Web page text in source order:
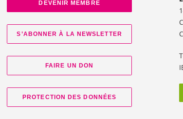
DEVENIR MEMBRE
S’ABONNER À LA NEWSLETTER
FAIRE UN DON
PROTECTION DES DONNÉES